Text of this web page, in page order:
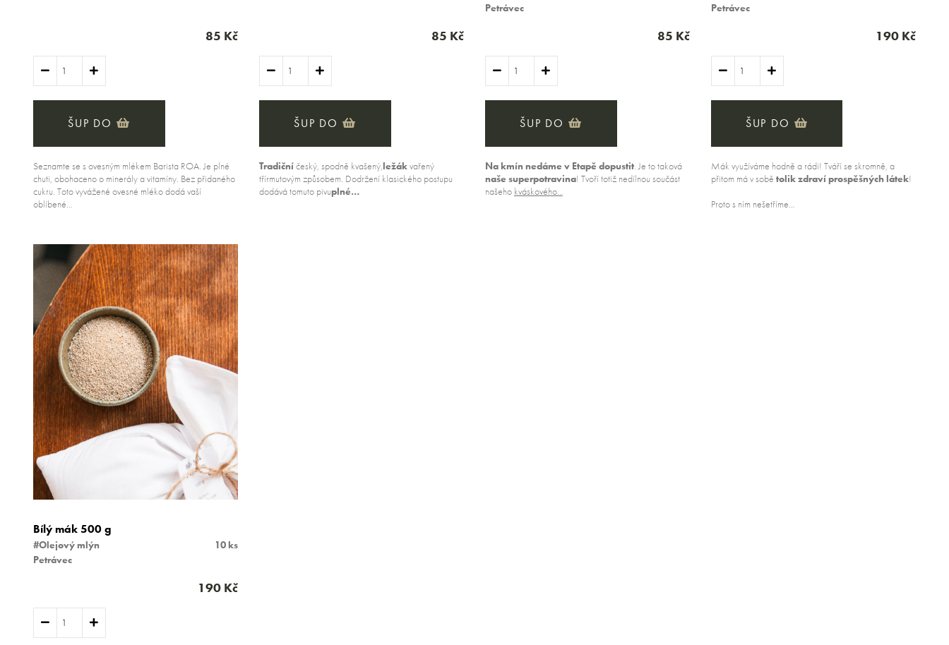
85 Kč
ŠUP DO
Seznamte se s ovesným mlékem Barista ROA. Je plné
chuti, obohaceno o minerály a vitamíny. Bez přidaného
cukru. Toto vyvážené ovesné mléko dodá vaší
oblíbené…
85 Kč
ŠUP DO
Tradičníčeský, spodně kvašený, ležákvařený
třírmutovým způsobem. Dodržení klasického postupu
dodává tomuto pivuplné…
Petrávec
85 Kč
ŠUP DO
Na kmín nedáme v Etapě dopustit. Je to taková
naše superpotravina! Tvoří totiž nedílnou součást
našeho kváskového…
Petrávec
190 Kč
ŠUP DO
Mák využíváme hodně a rádi! Tváří se skromně, a
přitom má v sobě tolik zdraví prospěšných látek!
Proto s ním nešetříme…
Bílý mák 500 g
#Olejový mlýn
Petrávec
10 ks
190 Kč